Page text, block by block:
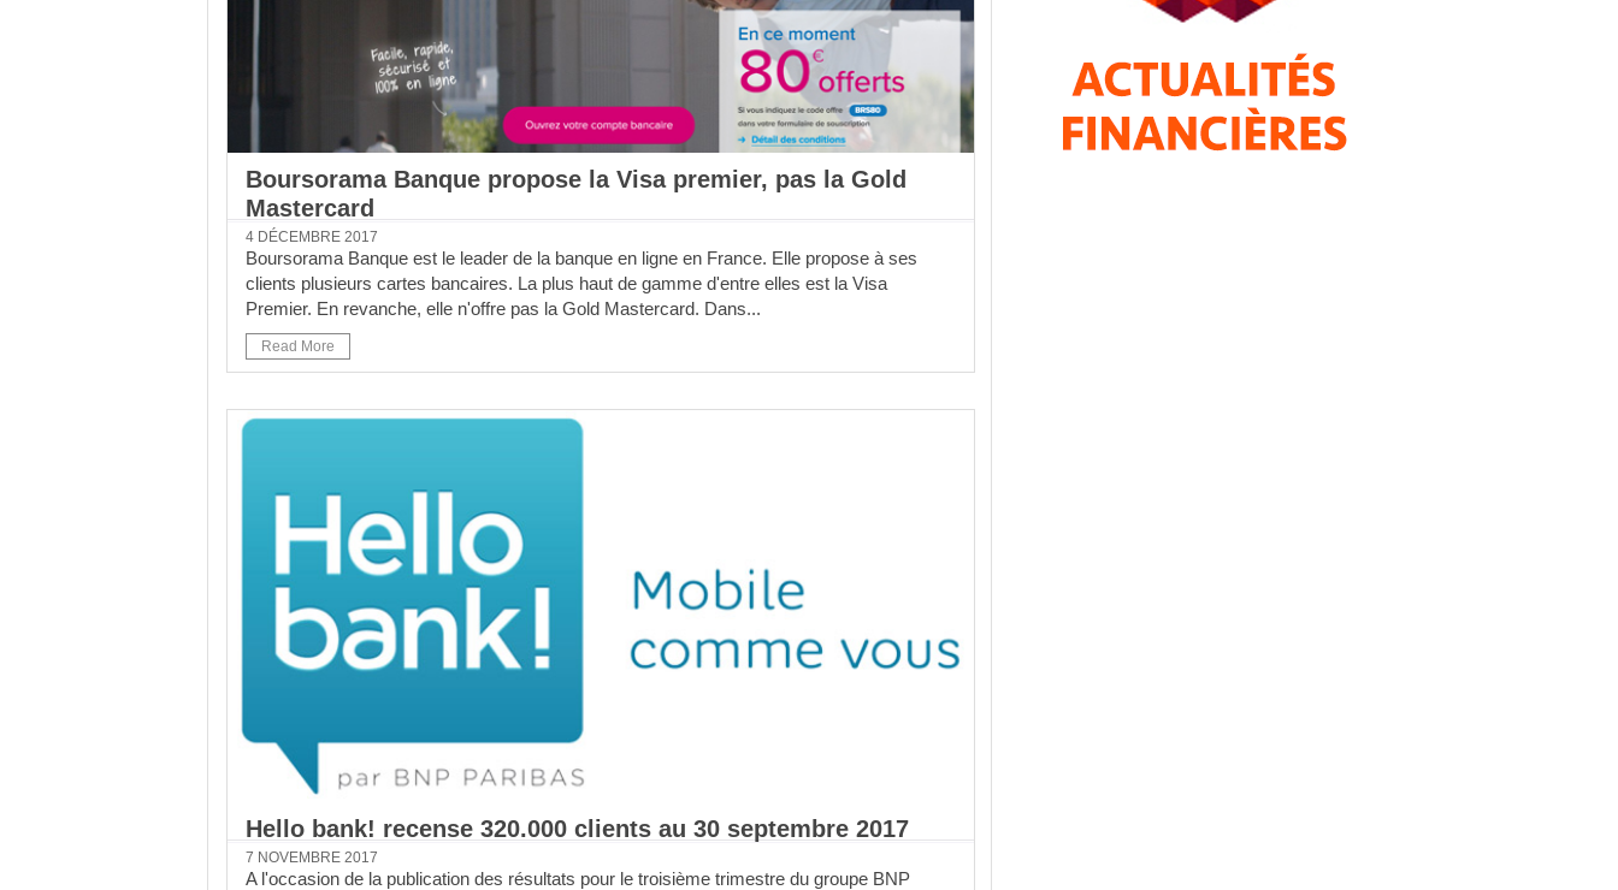
Boursorama Banque propose la Visa premier, pas la Gold
Mastercard
4 DÉCEMBRE 2017
Boursorama Banque est le leader de la banque en ligne en France. Elle propose à ses
clients plusieurs cartes bancaires. La plus haut de gamme d'entre elles est la Visa
Premier. En revanche, elle n'offre pas la Gold Mastercard. Dans...
Read More
Hello bank! recense 320.000 clients au 30 septembre 2017
7 NOVEMBRE 2017
A l'occasion de la publication des résultats pour le troisième trimestre du groupe BNP